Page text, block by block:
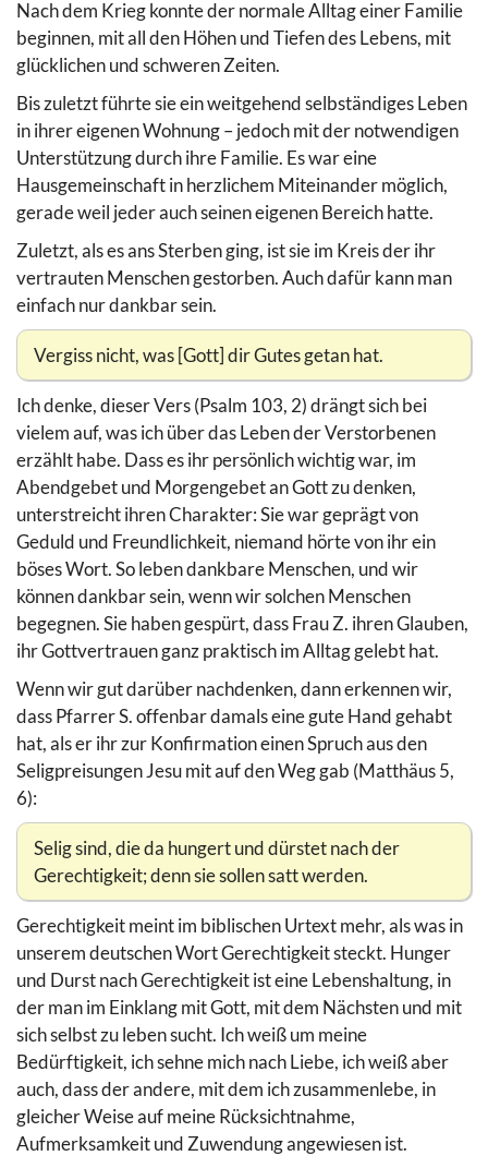
Nach dem Krieg konnte der normale Alltag einer Familie
beginnen, mit all den Höhen und Tiefen des Lebens, mit
glücklichen und schweren Zeiten.
Bis zuletzt führte sie ein weitgehend selbständiges Leben
in ihrer eigenen Wohnung – jedoch mit der notwendigen
Unterstützung durch ihre Familie. Es war eine
Hausgemeinschaft in herzlichem Miteinander möglich,
gerade weil jeder auch seinen eigenen Bereich hatte.
Zuletzt, als es ans Sterben ging, ist sie im Kreis der ihr
vertrauten Menschen gestorben. Auch dafür kann man
einfach nur dankbar sein.
Vergiss nicht, was [Gott] dir Gutes getan hat.
Ich denke, dieser Vers (Psalm 103, 2) drängt sich bei
vielem auf, was ich über das Leben der Verstorbenen
erzählt habe. Dass es ihr persönlich wichtig war, im
Abendgebet und Morgengebet an Gott zu denken,
unterstreicht ihren Charakter: Sie war geprägt von
Geduld und Freundlichkeit, niemand hörte von ihr ein
böses Wort. So leben dankbare Menschen, und wir
können dankbar sein, wenn wir solchen Menschen
begegnen. Sie haben gespürt, dass Frau Z. ihren Glauben,
ihr Gottvertrauen ganz praktisch im Alltag gelebt hat.
Wenn wir gut darüber nachdenken, dann erkennen wir,
dass Pfarrer S. offenbar damals eine gute Hand gehabt
hat, als er ihr zur Konfirmation einen Spruch aus den
Seligpreisungen Jesu mit auf den Weg gab (Matthäus 5,
6):
Selig sind, die da hungert und dürstet nach der
Gerechtigkeit; denn sie sollen satt werden.
Gerechtigkeit meint im biblischen Urtext mehr, als was in
unserem deutschen Wort Gerechtigkeit steckt. Hunger
und Durst nach Gerechtigkeit ist eine Lebenshaltung, in
der man im Einklang mit Gott, mit dem Nächsten und mit
sich selbst zu leben sucht. Ich weiß um meine
Bedürftigkeit, ich sehne mich nach Liebe, ich weiß aber
auch, dass der andere, mit dem ich zusammenlebe, in
gleicher Weise auf meine Rücksichtnahme,
Aufmerksamkeit und Zuwendung angewiesen ist.